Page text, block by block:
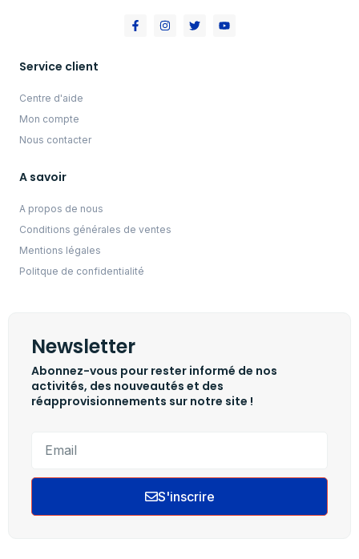
Service client
Centre d'aide
Mon compte
Nous contacter
A savoir
A propos de nous
Conditions générales de ventes
Mentions légales
Politque de confidentialité
Newsletter
Abonnez-vous pour rester informé de nos
activités, des nouveautés et des
réapprovisionnements sur notre site !
S'inscrire